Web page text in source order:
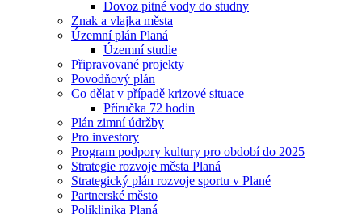
Dovoz pitné vody do studny
Znak a vlajka města
Územní plán Planá
Územní studie
Připravované projekty
Povodňový plán
Co dělat v případě krizové situace
Příručka 72 hodin
Plán zimní údržby
Pro investory
Program podpory kultury pro období do 2025
Strategie rozvoje města Planá
Strategický plán rozvoje sportu v Plané
Partnerské město
Poliklinika Planá